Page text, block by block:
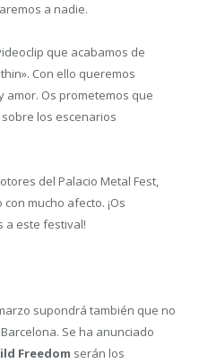
a nadie.
que acabamos de
Con ello queremos
Os prometemos que
los escenarios
del Palacio Metal Fest,
mucho afecto. ¡Os
a este festival!
supondrá también que no
Se ha anunciado
Freedom serán los